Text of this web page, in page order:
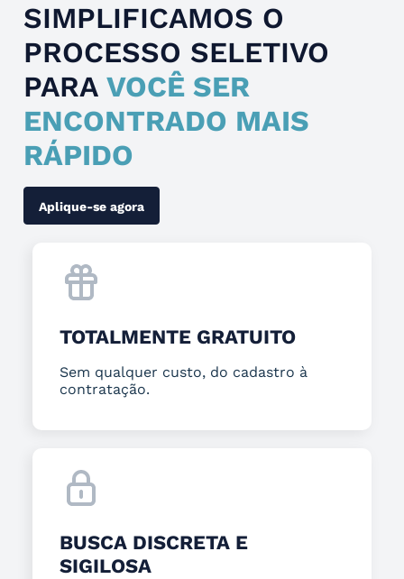
SIMPLIFICAMOS O
PROCESSO SELETIVO
PARA VOCÊ SER
ENCONTRADO MAIS
RÁPIDO
Aplique-se agora
TOTALMENTE GRATUITO
Sem qualquer custo, do cadastro à
contratação.
BUSCA DISCRETA E
SIGILOSA